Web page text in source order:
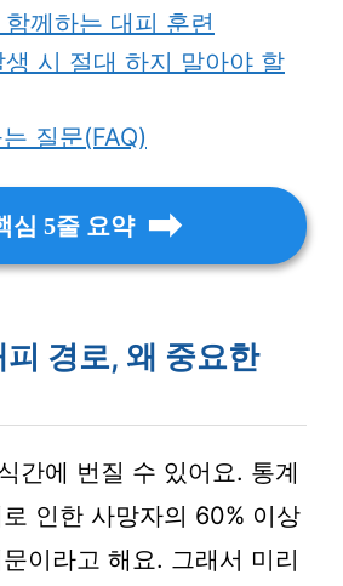
께하는 대피 훈련
시 절대 하지 말아야 할
질문(FAQ)
심 5줄 요약
피 경로, 왜 중요한
간에 번질 수 있어요. 통계
인한 사망자의 60% 이상
이라고 해요. 그래서 미리